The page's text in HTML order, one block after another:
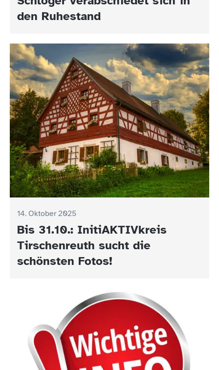
den Ruhestand
14. Oktober 2025
Bis 31.10.: InitiAKTIVkreis
Tirschenreuth sucht die
schönsten Fotos!